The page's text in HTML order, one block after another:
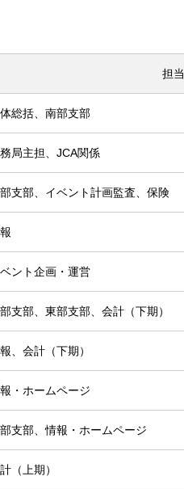
担当
総括、南部支部
局主担、JCA関係
支部、イベント計画監査、保険
ント企画・運営
支部、東部支部、会計（下期）
、会計（下期）
・ホームページ
支部、情報・ホームページ
（上期）